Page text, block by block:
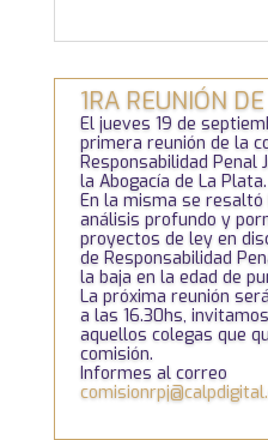
1RA REUNIÓN
El jueves 19 de
primera reunión de la
Responsabilidad Penal
la Abogacía de La Plata.
En la misma se
análisis profundo y
proyectos de ley en
de Responsabilidad
la baja en la edad de
La próxima reunión
a las 16.30hs,
aquellos colegas que
comisión.
Informes al correo